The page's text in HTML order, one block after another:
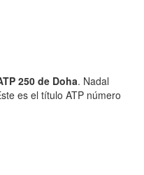
250 de Doha. Nadal
es el título ATP número